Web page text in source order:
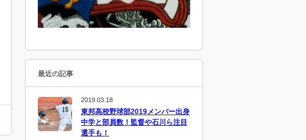
最近の記事
2019.03.18
東邦高校野球部2019メンバー出身
中学と部員数！監督や石川ら注目
選手も！